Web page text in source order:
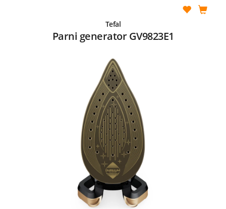
Tefal
Parni generator GV9823E1